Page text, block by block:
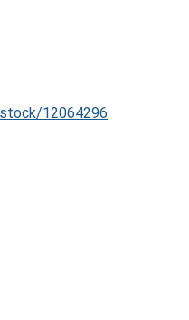
12064296